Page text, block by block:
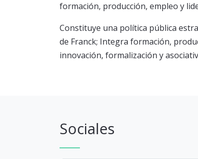
formación, producción, empleo y
Constituye una política pública
de Franck; Integra formación,
innovación, formalización y
Sociales